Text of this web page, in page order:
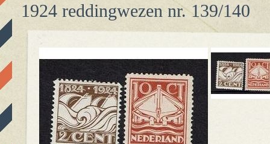
1924 reddingwezen nr. 139/140